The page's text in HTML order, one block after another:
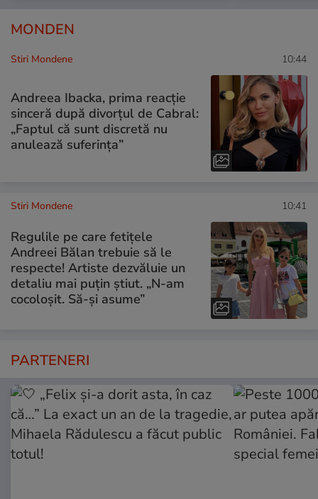
MONDEN
Stiri Mondene 10:44
Andreea Ibacka, prima reacție
sinceră după divorțul de Cabral:
„Faptul că sunt discretă nu
anulează suferința”
Stiri Mondene 10:41
Regulile pe care fetițele
Andreei Bălan trebuie să le
respecte! Artiste dezvăluie un
detaliu mai puțin știut. „N-am
cocoloșit. Să-și asume”
PARTENERI